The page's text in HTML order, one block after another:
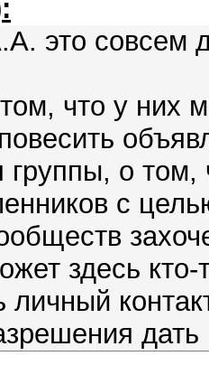
это совсем
что у них
группы, о
с
здесь кто-
личный